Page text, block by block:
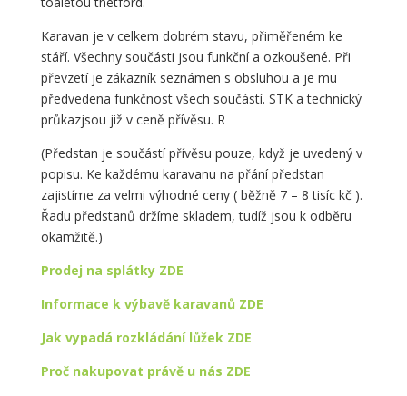
Karavan je v celkem dobrém stavu, přiměřeném ke
stáří. Všechny součásti jsou funkční a ozkoušené. Při
převzetí je zákazník seznámen s obsluhou a je mu
předvedena funkčnost všech součástí. STK a technický
průkazjsou již v ceně přívěsu. R
(Předstan je součástí přívěsu pouze, když je uvedený v
popisu. Ke každému karavanu na přání předstan
zajistíme za velmi výhodné ceny ( běžně 7 – 8 tisíc kč ).
Řadu předstanů držíme skladem, tudíž jsou k odběru
okamžitě.)
Prodej na splátky ZDE
Informace k výbavě karavanů ZDE
Jak vypadá rozkládání lůžek ZDE
Proč nakupovat právě u nás ZDE